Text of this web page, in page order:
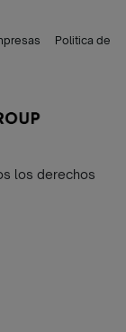
Politica de
los derechos